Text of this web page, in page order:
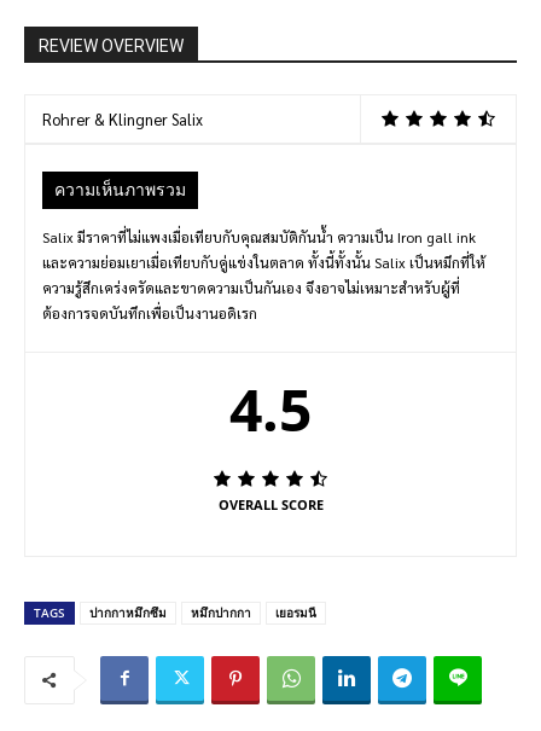
REVIEW OVERVIEW
Rohrer & Klingner Salix
ความเห็นภาพรวม
Salix มีราคาที่ไม่แพงเมื่อเทียบกับคุณสมบัติกันนํ้า ความเป็น Iron gall ink
และความย่อมเยาเมื่อเทียบกับคู่แข่งในตลาด ทั้งนี้ทั้งนั้น Salix เป็นหมึกที่ให้
ความรู้สึกเคร่งครัดและขาดความเป็นกันเอง จึงอาจไม่เหมาะสำหรับผู้ที่
ต้องการจดบันทึกเพื่อเป็นงานอดิเรก
4.5
OVERALL SCORE
TAGS ปากกาหมึกซึม หมึกปากกา เยอรมนี